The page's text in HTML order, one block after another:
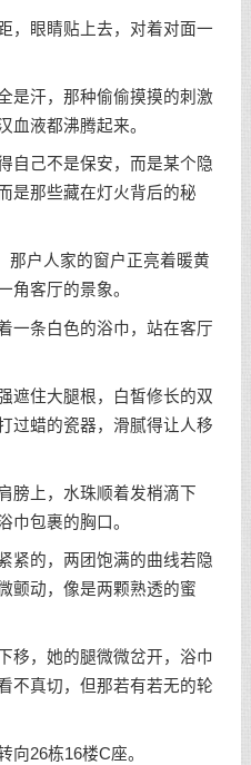
眼睛贴上去，对着对面一
汗，那种偷偷摸摸的刺激
血液都沸腾起来。
己不是保安，而是某个隐
是那些藏在灯火背后的秘
户人家的窗户正亮着暖黄
角客厅的景象。
条白色的浴巾，站在客厅
住大腿根，白皙修长的双
过蜡的瓷器，滑腻得让人移
上，水珠顺着发梢滴下
巾包裹的胸口。
的，两团饱满的曲线若隐
颤动，像是两颗熟透的蜜
，她的腿微微岔开，浴巾
不真切，但那若有若无的轮
26栋16楼C座。